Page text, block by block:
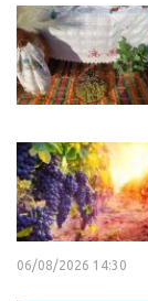
06/08/2026 14:30